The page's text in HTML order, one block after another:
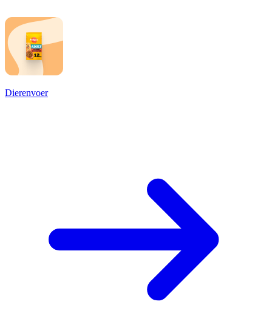
Dierenvoer